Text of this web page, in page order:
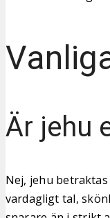
Är jehu
Nej, jehu
vardagligt tal,